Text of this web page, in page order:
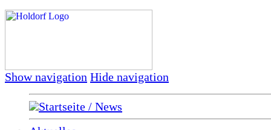
Show navigation Hide navigation
Startseite / News